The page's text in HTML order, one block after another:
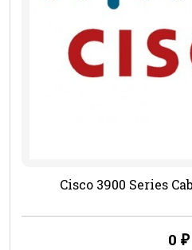
Cisco 3900 Series
0 ₽